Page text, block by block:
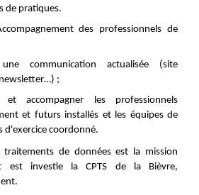
de pratiques.
des professionnels de
communication actualisée (site
;
et accompagner les professionnels
et futurs installés et les équipes de
d'exercice coordonné.
traitements de données est la mission
est investie la CPTS de la Bièvre,